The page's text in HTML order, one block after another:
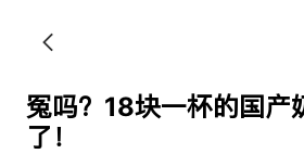
冤吗？18块一杯的国产
了！